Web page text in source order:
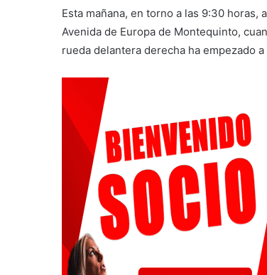
Esta mañana, en torno a las 9:30
Avenida de Europa de Montequinto,
rueda delantera derecha ha empezado a